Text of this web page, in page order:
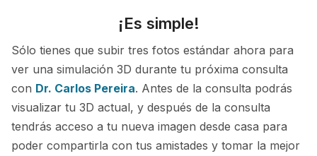
¡Es simple!
Sólo tienes que subir tres fotos estándar ahora para
ver una simulación 3D durante tu próxima consulta
con Dr. Carlos Pereira. Antes de la consulta podrás
visualizar tu 3D actual, y después de la consulta
tendrás acceso a tu nueva imagen desde casa para
poder compartirla con tus amistades y tomar la mejor